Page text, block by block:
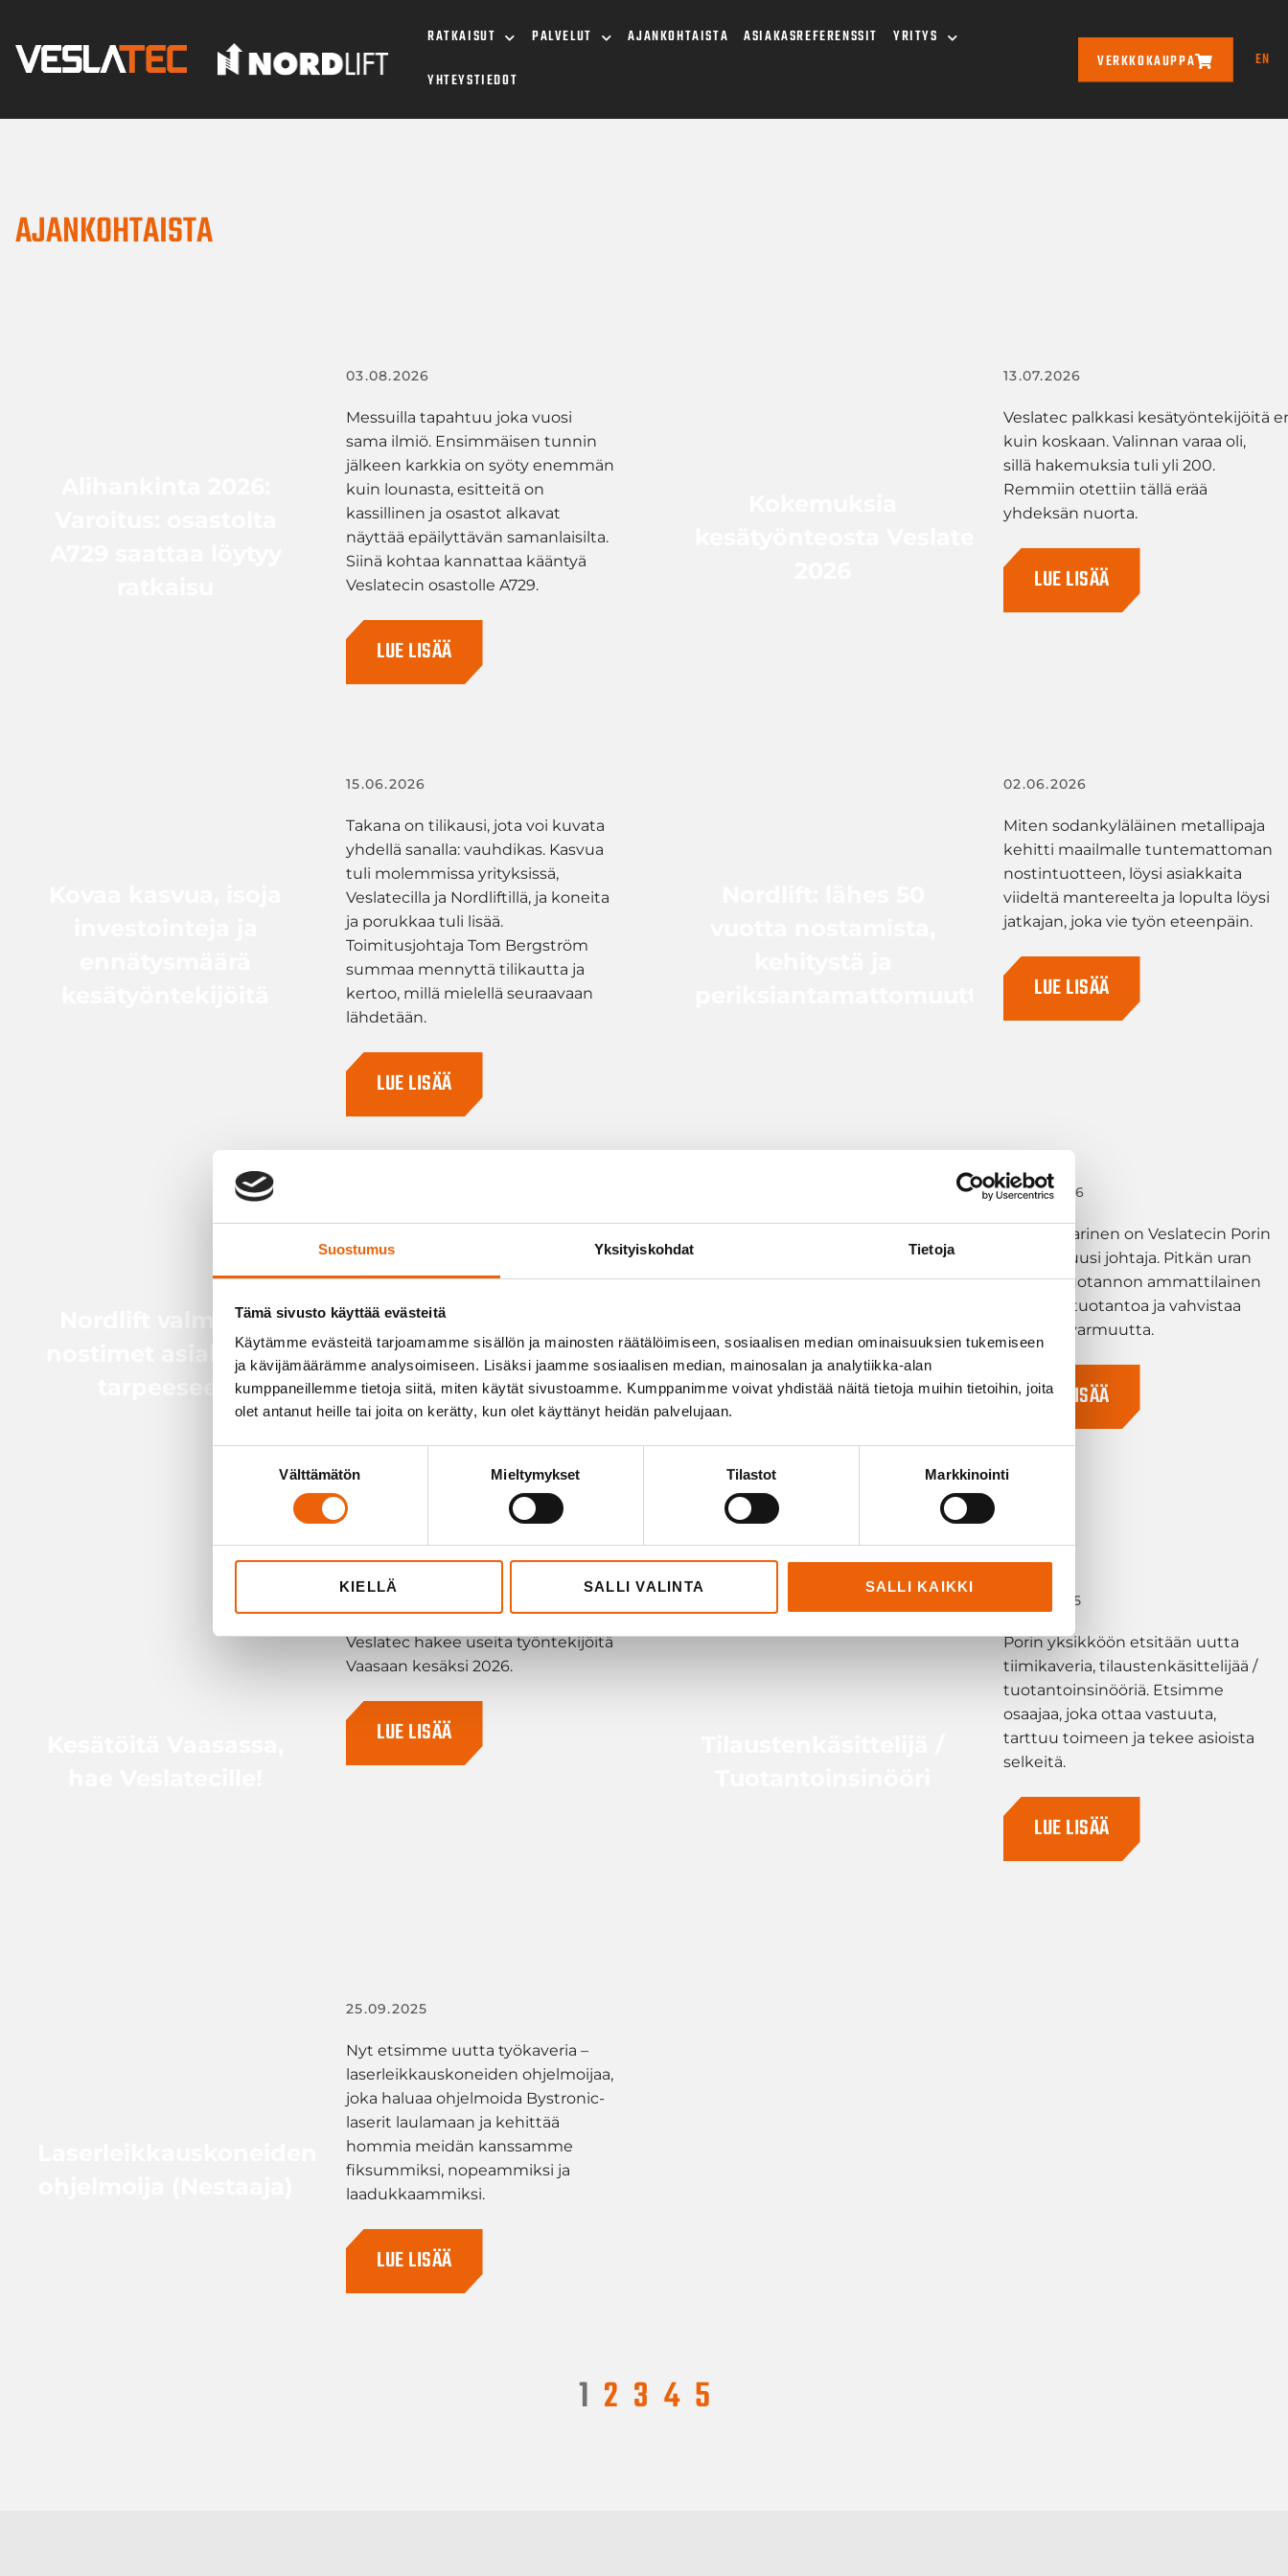
Suostumus Yksityiskohdat Tietoja
Tämä sivusto käyttää evästeitä
Käytämme evästeitä tarjoamamme sisällön ja mainosten räätälöimiseen, sosiaalisen median ominaisuuksien tukemiseen
ja kävijämäärämme analysoimiseen. Lisäksi jaamme sosiaalisen median, mainosalan ja analytiikka-alan
kumppaneillemme tietoja siitä, miten käytät sivustoamme. Kumppanimme voivat yhdistää näitä tietoja muihin tietoihin, joita
olet antanut heille tai joita on kerätty, kun olet käyttänyt heidän palvelujaan.
Välttämätön Mieltymykset Tilastot Markkinointi
KIELLÄ SALLI VALINTA SALLI KAIKKI
RATKAISUT PALVELUT AJANKOHTAISTA ASIAKASREFERENSSIT
YRITYS
YHTEYSTIEDOT
VERKKOKAUPPA EN
AJANKOHTAISTA
03.08.2026
Messuilla tapahtuu joka vuosi
sama ilmiö. Ensimmäisen tunnin
jälkeen karkkia on syöty enemmän
kuin lounasta, esitteitä on
kassillinen ja osastot alkavat
näyttää epäilyttävän samanlaisilta.
Siinä kohtaa kannattaa kääntyä
Veslatecin osastolle A729.
LUE LISÄÄ
13.07.2026
Veslatec palkkasi kesätyöntekijöitä
kuin koskaan. Valinnan varaa oli,
sillä hakemuksia tuli yli 200.
Remmiin otettiin tällä erää
yhdeksän nuorta.
LUE LISÄÄ
15.06.2026
Takana on tilikausi, jota voi kuvata
yhdellä sanalla: vauhdikas. Kasvua
tuli molemmissa yrityksissä,
Veslatecilla ja Nordliftillä, ja koneita
ja porukkaa tuli lisää.
Toimitusjohtaja Tom Bergström
summaa mennyttä tilikautta ja
kertoo, millä mielellä seuraavaan
lähdetään.
LUE LISÄÄ
02.06.2026
Miten sodankyläläinen metallipaja
kehitti maailmalle tuntemattoman
nostintuotteen, löysi asiakkaita
viideltä mantereelta ja lopulta löysi
jatkajan, joka vie työn eteenpäin.
LUE LISÄÄ
Nordlift valmistaa
nostimet asiakkaan
ajoneuvoille, kiskokalustolle,
raskaalle kalustolle ja teollisuuteen.
Lue, miten laatu, räätälöinti ja
tekemisessä.
LUE LISÄÄ
Porin tehtaan uusi
kapellimestari
25.03.2026
Teija Pietarinen on Veslatecin Porin
tehtaan uusi johtaja. Pitkän uran
tehnyt tuotannon ammattilainen
kehittää tuotantoa ja vahvistaa
toimitusvarmuutta.
LUE LISÄÄ
Veslatec hakee useita työntekijöitä
Vaasaan kesäksi 2026.
LUE LISÄÄ
20.10.2025
Porin yksikköön etsitään uutta
tiimikaveria, tilaustenkäsittelijää /
tuotantoinsinööriä. Etsimme
osaajaa, joka ottaa vastuuta,
tarttuu toimeen ja tekee asioista
selkeitä.
LUE LISÄÄ
25.09.2025
Nyt etsimme uutta työkaveria –
laserleikkauskoneiden ohjelmoijaa,
joka haluaa ohjelmoida Bystronic-
laserit laulamaan ja kehittää
hommia meidän kanssamme
fiksummiksi, nopeammiksi ja
laadukkaammiksi.
LUE LISÄÄ
1 2 3 4 5